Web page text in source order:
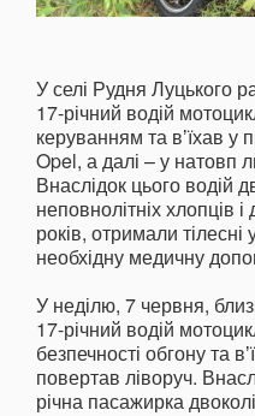
У селі Рудня Луцького
17-річний водій
керуванням та вʼїхав у
Opel, а далі – у натовп
Внаслідок цього водій
неповнолітніх хлопців
років, отримали
необхідну медичну
У неділю, 7 червня,
17-річний водій
безпечності обгону та
повертав ліворуч.
річна пасажирка